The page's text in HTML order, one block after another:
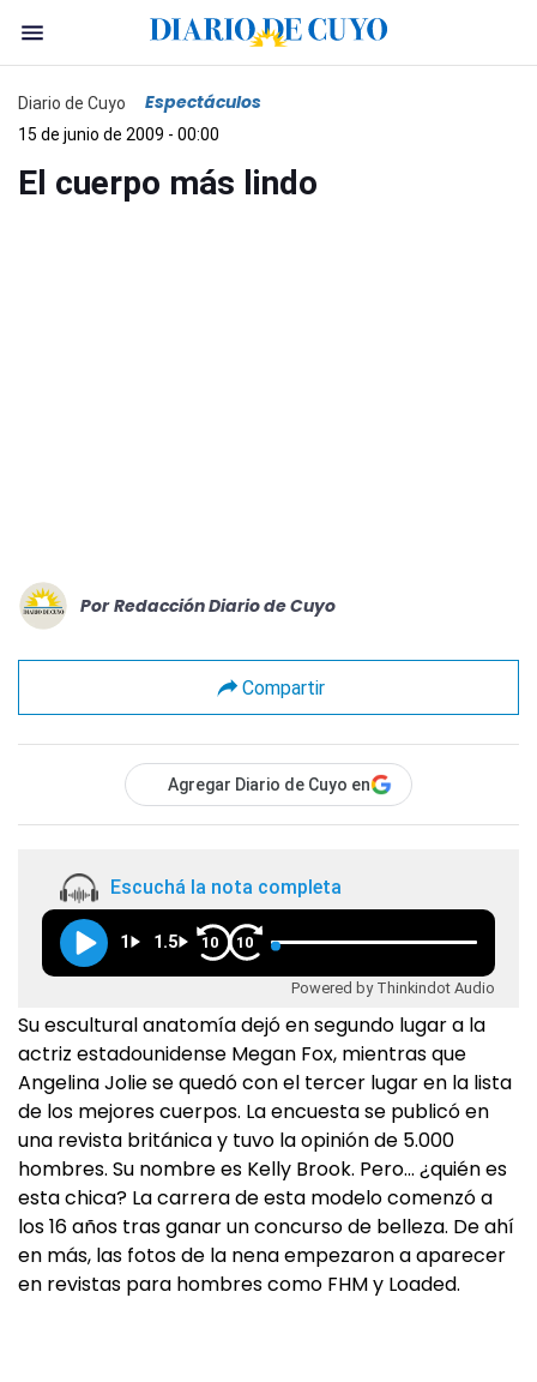
Diario de Cuyo Espectáculos
15 de junio de 2009 - 00:00
El cuerpo más lindo
Por Redacción Diario de Cuyo
Compartir
Agregar Diario de Cuyo en
Escuchá la nota completa
1 1.5 10 10
Powered by Thinkindot Audio
Su escultural anatomía dejó en segundo lugar a la
actriz estadounidense Megan Fox, mientras que
Angelina Jolie se quedó con el tercer lugar en la lista
de los mejores cuerpos. La encuesta se publicó en
una revista británica y tuvo la opinión de 5.000
hombres. Su nombre es Kelly Brook. Pero… ¿quién es
esta chica? La carrera de esta modelo comenzó a
los 16 años tras ganar un concurso de belleza. De ahí
en más, las fotos de la nena empezaron a aparecer
en revistas para hombres como FHM y Loaded.